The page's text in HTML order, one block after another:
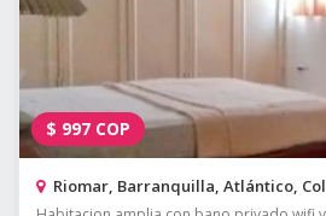
$ 997 COP
Riomar, Barranquilla, Atlántico,